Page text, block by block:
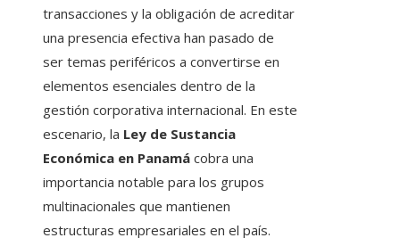
transacciones y la obligación de acreditar
una presencia efectiva han pasado de
ser temas periféricos a convertirse en
elementos esenciales dentro de la
gestión corporativa internacional. En este
escenario, la Ley de Sustancia
Económica en Panamá cobra una
importancia notable para los grupos
multinacionales que mantienen
estructuras empresariales en el país.